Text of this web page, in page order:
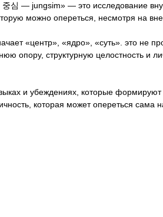
심 — jungsim» — это исследование
можно опереться, несмотря на
«центр», «ядро», «суть». это не
опору, структурную целостность и
и убеждениях, которые формируют
которая может опереться сама